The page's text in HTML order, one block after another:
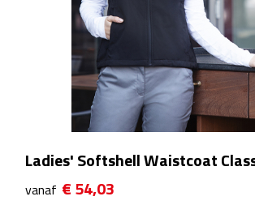
Drinkwaren
Drinkbekers
Plastic bekers
Ladies' Softshell Waistcoat
vanaf € 54,03